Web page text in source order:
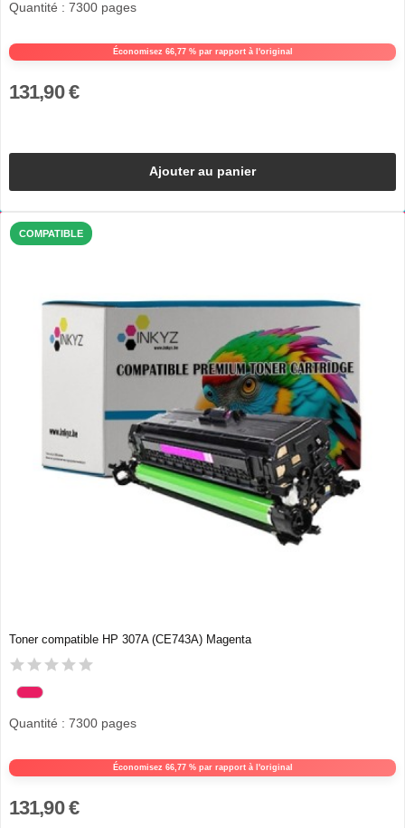
Économisez 66,77 % par rapport à l'original
Quantité : 7300 pages
131,90 €
Ajouter au panier
COMPATIBLE
Toner compatible HP 307A (CE743A) Magenta
Économisez 66,77 % par rapport à l'original
Quantité : 7300 pages
131,90 €